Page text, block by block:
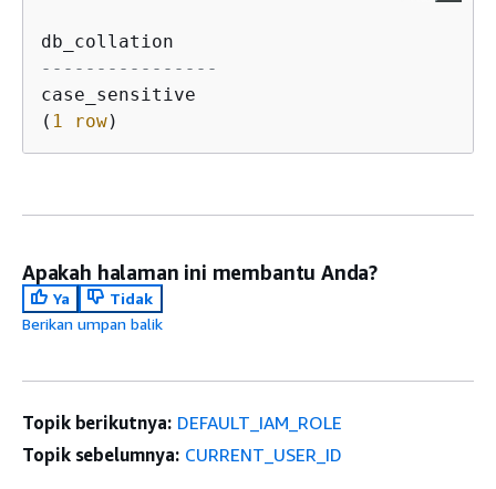
----------------
case_sensitive
( 1 row)
Apakah halaman ini membantu Anda?
Ya
Tidak
Berikan umpan balik
Topik berikutnya: DEFAULT_IAM_ROLE
Topik sebelumnya: CURRENT_USER_ID